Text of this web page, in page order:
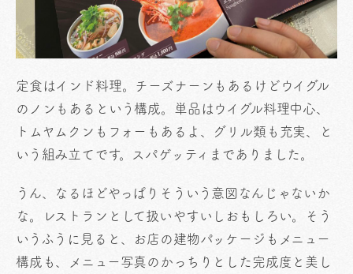
定食はインド料理。チーズナーンもあるけどウイグル
のノンもあるという構成。単品はウイグル料理中心、
トムヤムクンもフォーもあるよ、グリル類も充実、と
いう組み立てです。スパゲッティまでありました。
うん、なるほどやっぱりそういう意図なんじゃないか
な。レストランとして扱いやすいしおもしろい。そう
いうふうに見ると、お店の建物パッケージもメニュー
構成も、メニュー写真のかっちりとした完成度と美し